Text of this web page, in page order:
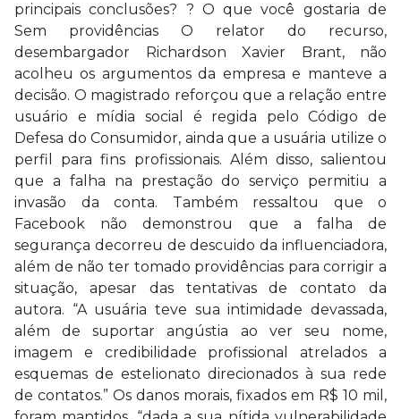
principais conclusões? ? O que você gostaria de
Sem providências O relator do recurso,
desembargador Richardson Xavier Brant, não
acolheu os argumentos da empresa e manteve a
decisão. O magistrado reforçou que a relação entre
usuário e mídia social é regida pelo Código de
Defesa do Consumidor, ainda que a usuária utilize o
perfil para fins profissionais. Além disso, salientou
que a falha na prestação do serviço permitiu a
invasão da conta. Também ressaltou que o
Facebook não demonstrou que a falha de
segurança decorreu de descuido da influenciadora,
além de não ter tomado providências para corrigir a
situação, apesar das tentativas de contato da
autora. “A usuária teve sua intimidade devassada,
além de suportar angústia ao ver seu nome,
imagem e credibilidade profissional atrelados a
esquemas de estelionato direcionados à sua rede
de contatos.” Os danos morais, fixados em R$ 10 mil,